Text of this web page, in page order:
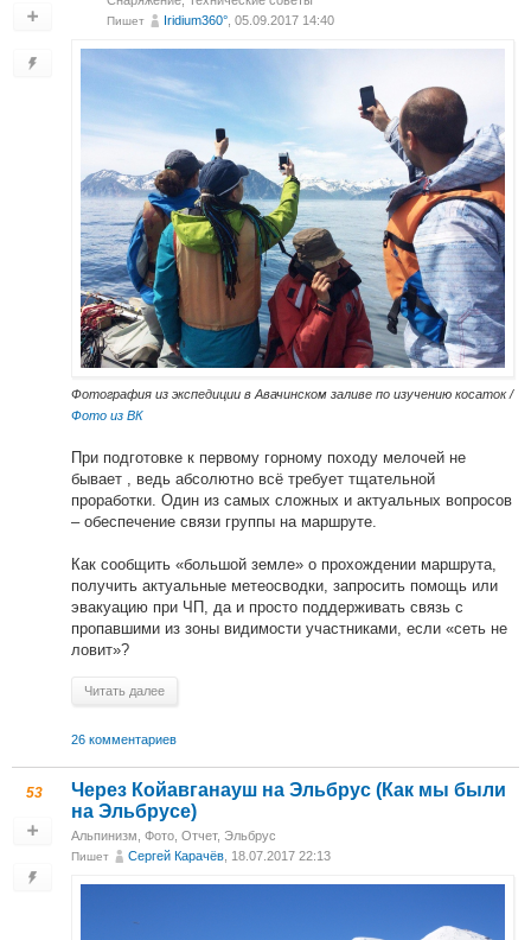
Пишет Iridium360° , 05.09.2017 14:40
Фотография из экспедиции в Авачинском заливе по изучению косаток /
Фото из ВК
При подготовке к первому горному походу мелочей не
бывает , ведь абсолютно всё требует тщательной
проработки. Один из самых сложных и актуальных вопросов
– обеспечение связи группы на маршруте.
Как сообщить «большой земле» о прохождении маршрута,
получить актуальные метеосводки, запросить помощь или
эвакуацию при ЧП, да и просто поддерживать связь с
пропавшими из зоны видимости участниками, если «сеть не
ловит»?
Читать далее
26 комментариев
53
Через Койавганауш на Эльбрус (Как мы были
на Эльбрусе)
Альпинизм Фото Отчет, Эльбрус
Пишет Сергей Карачёв , 18.07.2017 22:13